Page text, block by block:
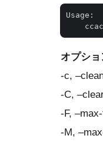
Usage:
オプショ
-c,
-C,
-F,
-M,